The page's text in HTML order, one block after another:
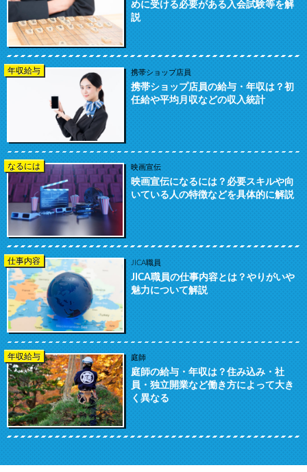
めに受ける必要がある入会試験等を解
説
年収給与 携帯ショップ店員
携帯ショップ店員の給与・年収は？初
任給や平均月収などの収入統計
なるには 映画宣伝
映画宣伝になるには？必要スキルや向
いている人の特徴などを具体的に解説
仕事内容 JICA職員
JICA職員の仕事内容とは？やりがいや
魅力について解説
年収給与 庭師
庭師の給与・年収は？住み込み・社
員・独立開業など働き方によって大き
く異なる